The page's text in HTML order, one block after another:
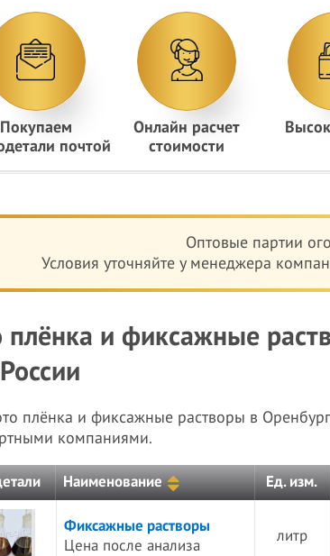
Покупаем
почтой
Онлайн расчет
стоимости
Оптовые партии
Условия уточняйте у менеджера
и фиксажные
плёнка и фиксажные растворы в
компаниями.
Наименование Ед. изм.
Фиксажные растворы
Цена после анализа
литр